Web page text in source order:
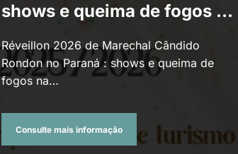
shows e queima de fogos na
virada de ano no lago
municipal e no distrito de
Porto Mendes
Réveillon 2026 de Marechal Cândido
Rondon no Paraná : shows e queima de
fogos na…
Consulte mais informação